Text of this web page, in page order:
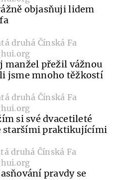
objasňuji lidem
druhá Čínská Fa
manžel přežil vážnou
jsme mnoho těžkostí
druhá Čínská Fa
si své dvacetileté
staršími praktikujícími
druhá Čínská Fa
pravdy se